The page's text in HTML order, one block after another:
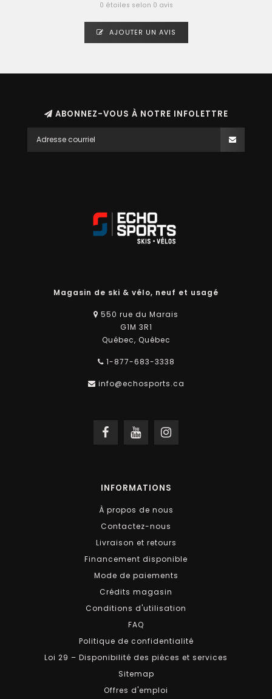
0 étoiles selon 0 avis
AJOUTER UN AVIS
ABONNEZ-VOUS À NOTRE INFOLETTRE
Magasin de ski & vélo, neuf et usagé
550 rue du Marais
G1M 3R1
Québec, Québec
1-877-683-3338
info@echosports.ca
INFORMATIONS
À propos de nous
Contactez-nous
Livraison et retours
Financement disponible
Mode de paiements
Crédits magasin
Conditions d'utilisation
FAQ
Politique de confidentialité
Loi 29 – Disponibilité des pièces et services
Sitemap
Offres d'emploi